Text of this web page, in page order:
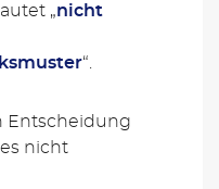
„nicht
“.
Entscheidung
nicht